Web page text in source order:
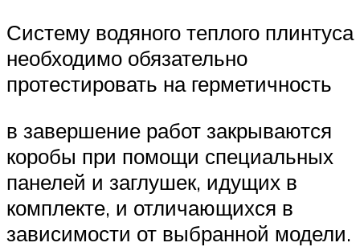
Систему водяного теплого плинтуса
необходимо обязательно
протестировать на герметичность
в завершение работ закрываются
коробы при помощи специальных
панелей и заглушек, идущих в
комплекте, и отличающихся в
зависимости от выбранной модели.